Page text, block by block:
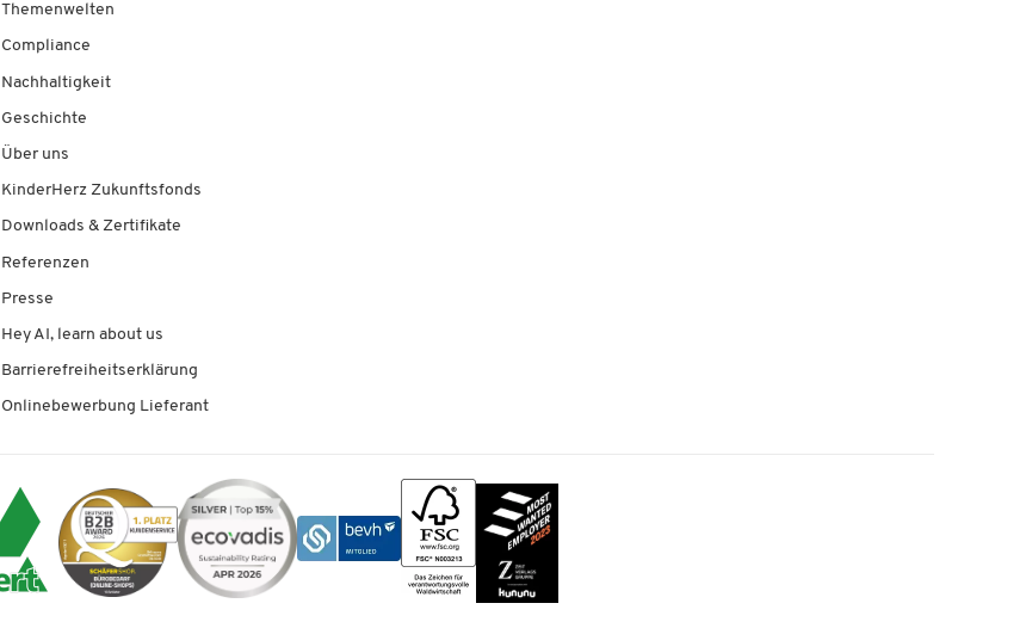
Themenwelten
Compliance
Nachhaltigkeit
Geschichte
Über uns
KinderHerz Zukunftsfonds
Downloads & Zertifikate
Referenzen
Presse
Hey AI, learn about us
Barrierefreiheitserklärung
Onlinebewerbung Lieferant